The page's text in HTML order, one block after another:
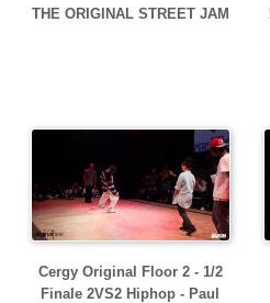
THE ORIGINAL STREET JAM
Cergy Original Floor 2 - 1/2
Finale 2VS2 Hiphop - Paul